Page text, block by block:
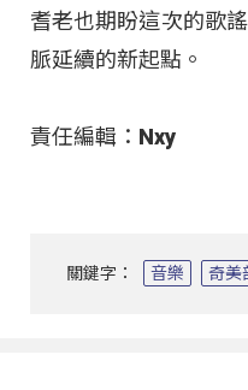
耆老也期盼這次的歌
脈延續的新起點。
責任編輯：Nxy
關鍵字： 音樂 奇美